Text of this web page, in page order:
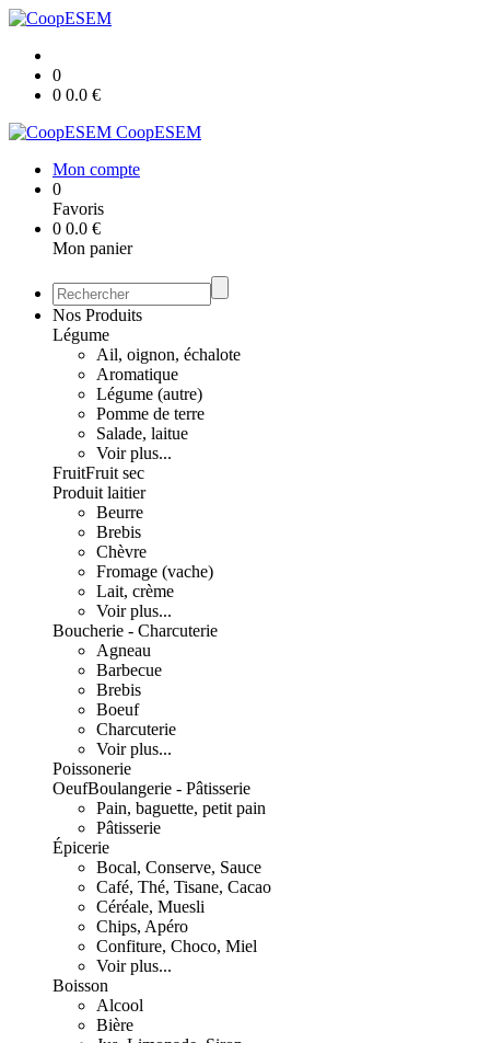
0
0 0.0 €
CoopESEM
Mon compte
0
Favoris
0 0.0 €
Mon panier
Nos Produits
Légume
Ail, oignon, échalote
Aromatique
Légume (autre)
Pomme de terre
Salade, laitue
Voir plus...
FruitFruit sec
Produit laitier
Beurre
Brebis
Chèvre
Fromage (vache)
Lait, crème
Voir plus...
Boucherie - Charcuterie
Agneau
Barbecue
Brebis
Boeuf
Charcuterie
Voir plus...
Poissonerie
OeufBoulangerie - Pâtisserie
Pain, baguette, petit pain
Pâtisserie
Épicerie
Bocal, Conserve, Sauce
Café, Thé, Tisane, Cacao
Céréale, Muesli
Chips, Apéro
Confiture, Choco, Miel
Voir plus...
Boisson
Alcool
Bière